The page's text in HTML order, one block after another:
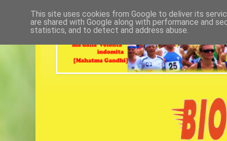
This site uses cookies from Google to deliver its
are shared with Google along with performance and
statistics, and to detect and address abuse.